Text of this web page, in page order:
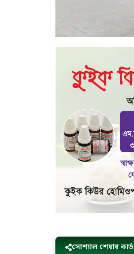
সোশ্যাল শেয়ার কার্ড